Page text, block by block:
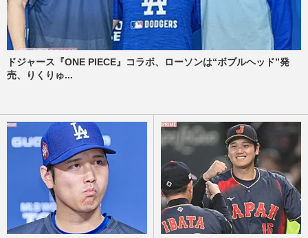
ドジャース『ONE PIECE』コラボ、ローソンは“ボブルヘッド”発
売、りくりゅ...